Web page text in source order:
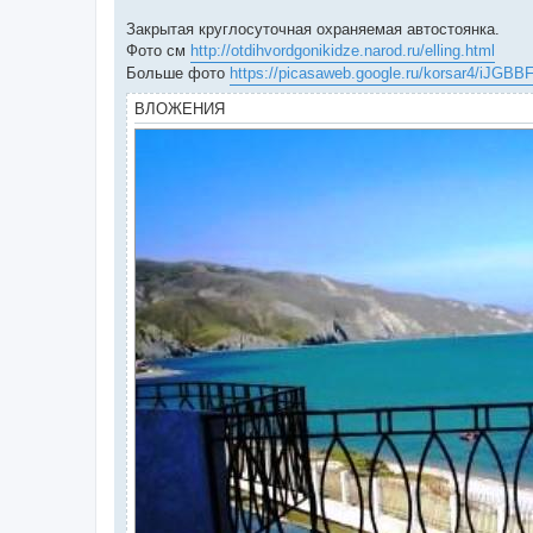
Закрытая круглосуточная охраняемая автостоянка.
Фото см http://otdihvordgonikidze.narod.ru/elling.html
Больше фото https://picasaweb.google.ru/korsar4/iJGBBF
ВЛОЖЕНИЯ